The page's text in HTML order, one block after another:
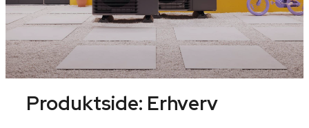
Produktside: Erhverv